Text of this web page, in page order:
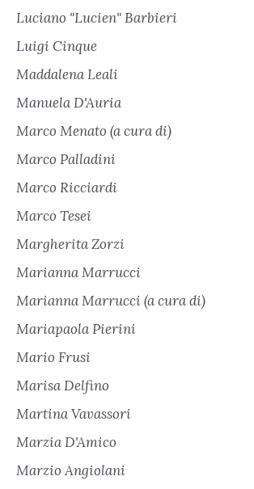
Luciano "Lucien" Barbieri
Luigi Cinque
Maddalena Leali
Manuela D'Auria
Marco Menato (a cura di)
Marco Palladini
Marco Ricciardi
Marco Tesei
Margherita Zorzi
Marianna Marrucci
Marianna Marrucci (a cura di)
Mariapaola Pierini
Mario Frusi
Marisa Delfino
Martina Vavassori
Marzia D'Amico
Marzio Angiolani